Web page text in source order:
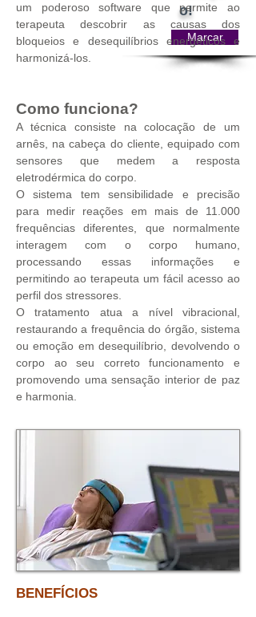
o!
Marcar
um poderoso software que permite ao
terapeuta descobrir as causas dos
bloqueios e desequilíbrios energéticos e
harmonizá-los.
Como funciona?
A técnica consiste na colocação de um
arnês, na cabeça do cliente, equipado com
sensores que medem a resposta
eletrodérmica do corpo.
O sistema tem sensibilidade e precisão
para medir reações em mais de 11.000
frequências diferentes, que normalmente
interagem com o corpo humano,
processando essas informações e
permitindo ao terapeuta um fácil acesso ao
perfil dos stressores.
O tratamento atua a nível vibracional,
restaurando a frequência do órgão, sistema
ou emoção em desequilíbrio, devolvendo o
corpo ao seu correto funcionamento e
promovendo uma sensação interior de paz
e harmonia.
BENEFÍCIOS